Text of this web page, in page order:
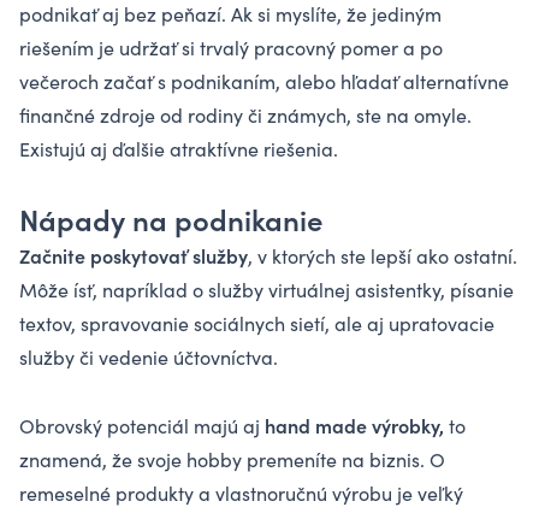
podnikať aj bez peňazí. Ak si myslíte, že jediným
riešením je udržať si trvalý pracovný pomer a po
večeroch začať s podnikaním, alebo hľadať alternatívne
finančné zdroje od rodiny či známych, ste na omyle.
Existujú aj ďalšie atraktívne riešenia.
Nápady na podnikanie
Začnite poskytovať služby, v ktorých ste lepší ako ostatní.
Môže ísť, napríklad o služby virtuálnej asistentky, písanie
textov, spravovanie sociálnych sietí, ale aj upratovacie
služby či vedenie účtovníctva.
Obrovský potenciál majú aj hand made výrobky, to
znamená, že svoje hobby premeníte na biznis. O
remeselné produkty a vlastnoručnú výrobu je veľký